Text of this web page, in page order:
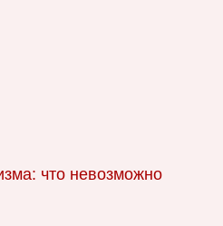
что невозможно